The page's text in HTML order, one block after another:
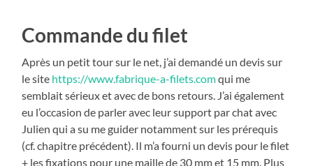
Commande du filet
Après un petit tour sur le net, j’ai demandé un devis sur
le site https://www.fabrique-a-filets.comqui me
semblait sérieux et avec de bons retours. J’ai également
eu l’occasion de parler avec leur support par chat avec
Julien qui a su me guider notamment sur les prérequis
(cf. chapitre précédent). Il m’a fourni un devis pour le filet
+ les fixations pour une maille de 30 mm et 15 mm. Plus